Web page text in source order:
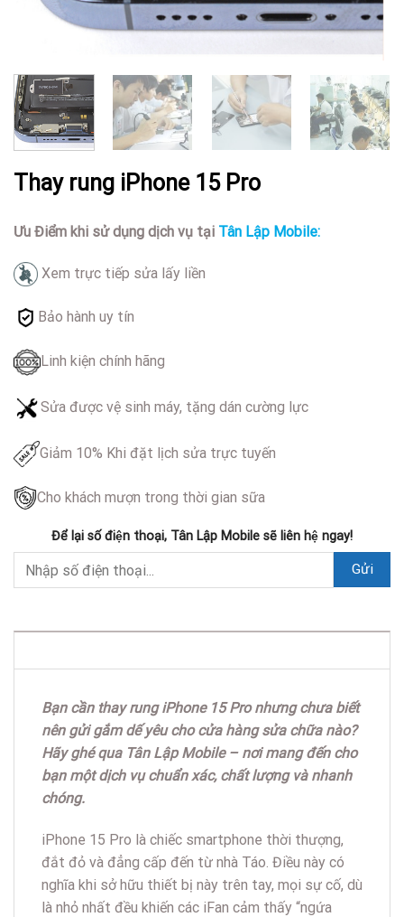
Thay rung iPhone 15 Pro
Ưu Điểm khi sử dụng dịch vụ tại Tân Lập Mobile:
Xem trực tiếp sửa lấy liền
Bảo hành uy tín
Linh kiện chính hãng
Sửa được vệ sinh máy, tặng dán cường lực
Giảm 10% Khi đặt lịch sửa trực tuyến
Cho khách mượn trong thời gian sữa
Để lại số điện thoại, Tân Lập Mobile sẽ liên hệ ngay!
Bạn cần thay rung iPhone 15 Pro nhưng chưa biết
nên gửi gắm dế yêu cho cửa hàng sửa chữa nào?
Hãy ghé qua Tân Lập Mobile – nơi mang đến cho
bạn một dịch vụ chuẩn xác, chất lượng và nhanh
chóng.
iPhone 15 Pro là chiếc smartphone thời thượng,
đắt đỏ và đẳng cấp đến từ nhà Táo. Điều này có
nghĩa khi sở hữu thiết bị này trên tay, mọi sự cố, dù
là nhỏ nhất đều khiến các iFan cảm thấy “ngứa